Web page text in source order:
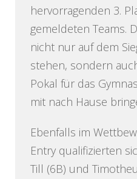
hervorragenden 3.
gemeldeten Teams.
nicht nur auf dem
stehen, sondern
Pokal für das
mit nach Hause
Ebenfalls im
Entry qualifizierten
Till (6B) und